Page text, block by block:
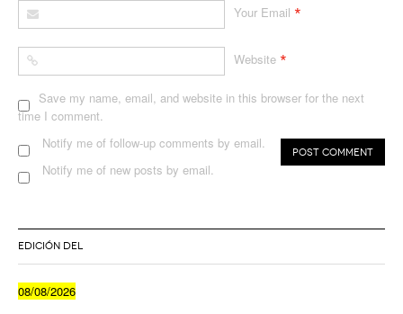
Your Email *
Website *
Save my name, email, and website in this browser for the next
time I comment.
Notify me of follow-up comments by email.
Notify me of new posts by email.
EDICIÓN DEL
08/08/2026